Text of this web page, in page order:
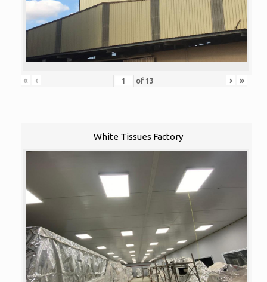
« ‹ of 13 › »
White Tissues Factory